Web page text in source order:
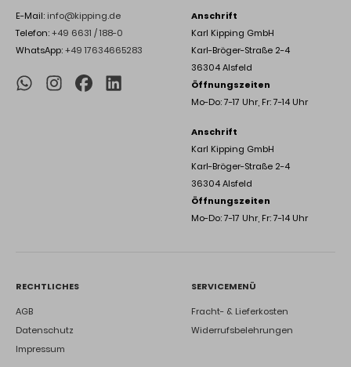
E-Mail:info@kipping.de
Telefon:+49 6631 / 188-0
WhatsApp:+49 17634665283
Anschrift
Karl Kipping GmbH
Karl-Bröger-Straße 2-4
36304 Alsfeld
Öffnungszeiten
Mo-Do: 7-17 Uhr, Fr: 7-14 Uhr
Anschrift
Karl Kipping GmbH
Karl-Bröger-Straße 2-4
36304 Alsfeld
Öffnungszeiten
Mo-Do: 7-17 Uhr, Fr: 7-14 Uhr
RECHTLICHES
AGB
Datenschutz
Impressum
SERVICEMENÜ
Fracht- & Lieferkosten
Widerrufsbelehrungen